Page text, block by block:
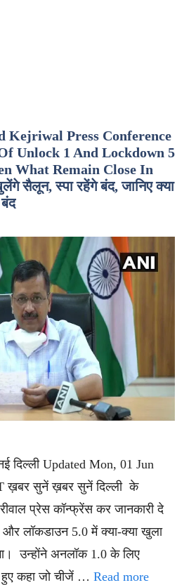
Kejriwal Press Conference
Unlock 1 And Lockdown 5
What Remain Close In
सैलून, स्पा रहेंगे बंद, जानिए क्या
दिल्ली Updated Mon, 01 Jun
ख़बर सुनें ख़बर सुनें दिल्ली के
प्रेस कॉन्फ्रेंस कर जानकारी दे
लॉकडाउन 5.0 में क्या-क्या खुला
उन्होंने अनलॉक 1.0 के लिए
हुए कहा जो चीजें … Read more